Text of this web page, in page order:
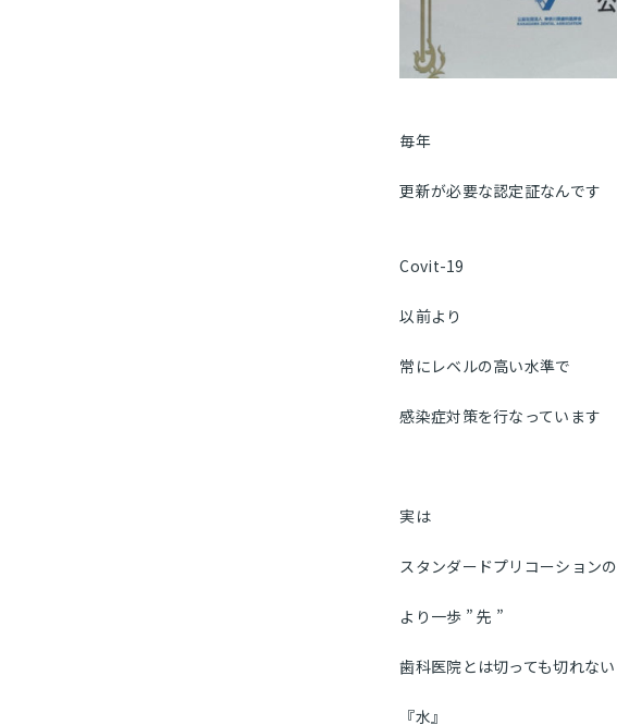
毎年
更新が必要な認定証なんです
Covit-19
以前より
常にレベルの高い水準で
感染症対策を行なっています
実は
スタンダードプリコーションの
より一歩 ” 先 ”
歯科医院とは切っても切れない
『水』